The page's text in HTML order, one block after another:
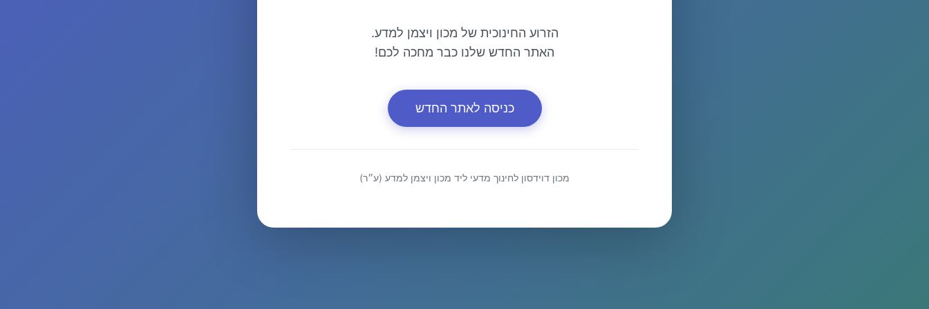
הזרוע החינוכית של מכון ויצמן למדע.
האתר החדש שלנו כבר מחכה לכם!
כניסה לאתר החדש
מכון דוידסון לחינוך מדעי ליד מכון ויצמן למדע (ע״ר)